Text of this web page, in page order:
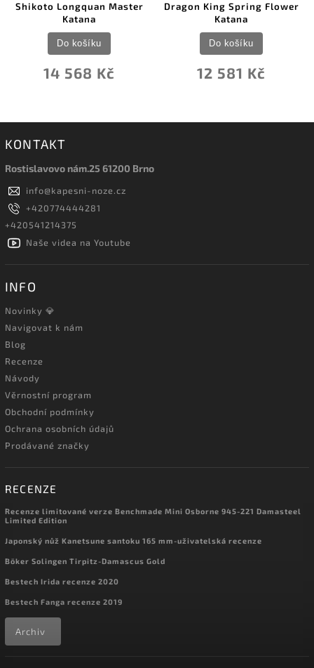
Shikoto Longquan Master
Katana
14 568 Kč
Do košíku
Dragon King Spring Flower
Katana
12 581 Kč
Do košíku
KONTAKT
Rostislavovo nám.25 61200 Brno
info@kapesni-noze.cz
+420774444281
+420541214375
Naše videa na Youtube
INFO
Novinky 💎
Navigovat k nám
Blog
Recenze
Návody
Věrnostní program
Obchodní podmínky
Ochrana osobních údajů
Prodávané značky
RECENZE
Recenze limitované verze Benchmade Mini Osborne 945-221 Damasteel
Limited Edition
Japonský nůž Kanetsune santoku 165 mm-uživatelská recenze
Böker Solingen Tirpitz-Damascus Gold
Bestech Irida recenze 2020
Bestech Fanga recenze 2019
Archiv